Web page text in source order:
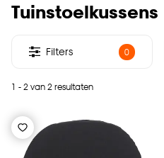
Tuinstoelkussens
1 - 2 van 2 resultaten
Filters 0